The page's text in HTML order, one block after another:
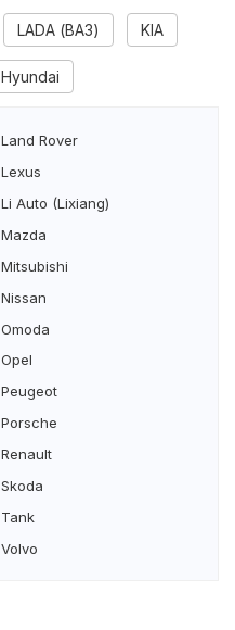
LADA (ВАЗ) KIA
Hyundai
Land Rover
Lexus
Li Auto (Lixiang)
Mazda
Mitsubishi
Nissan
Omoda
Opel
Peugeot
Porsche
Renault
Skoda
Tank
Volvo